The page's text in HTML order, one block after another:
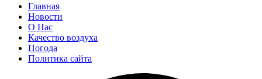
Главная
Новости
О Нас
Качество воздуха
Погода
Политика сайта